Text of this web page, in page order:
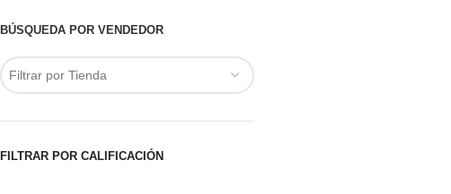
BÚSQUEDA POR VENDEDOR
Filtrar por Tienda
FILTRAR POR CALIFICACIÓN